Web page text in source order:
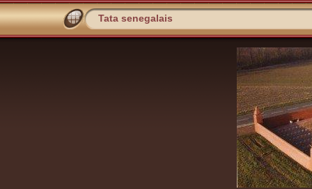
Tata senegalais